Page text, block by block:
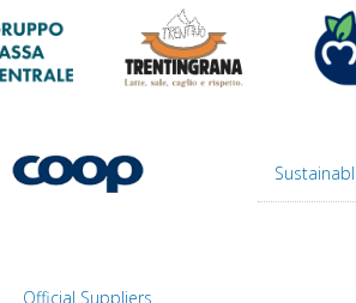
Official Suppliers